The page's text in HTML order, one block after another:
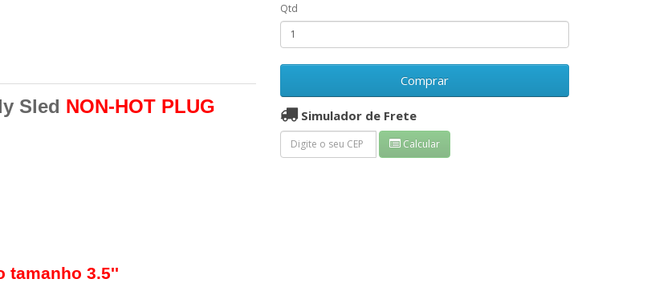
Sled NON-HOT PLUG
tamanho 3.5''
Qtd
Comprar
Simulador de Frete
Calcular